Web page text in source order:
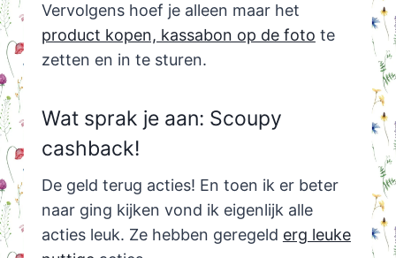
Vervolgens hoef je alleen maar het
product kopen, kassabon op de foto te
zetten en in te sturen.
Wat sprak je aan: Scoupy
cashback!
De geld terug acties! En toen ik er beter
naar ging kijken vond ik eigenlijk alle
acties leuk. Ze hebben geregeld erg leuke